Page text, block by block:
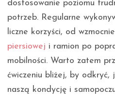
dostosowanie poziomu
potrzeb. Regularne
liczne korzyści, od
piersiowej i ramion po
mobilności. Warto zatem
ćwiczeniu bliżej, by odkryć,
naszą kondycję i